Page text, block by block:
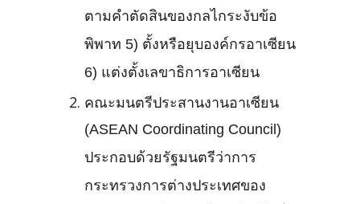
ตามคำตัดสินของกลไกระงับข้อ
พิพาท 5) ตั้งหรือยุบองค์กรอาเซียน
6) แต่งตั้งเลขาธิการอาเซียน
คณะมนตรีประสานงานอาเซียน
(ASEAN Coordinating Council)
ประกอบด้วยรัฐมนตรีว่าการ
กระทรวงการต่างประเทศของ